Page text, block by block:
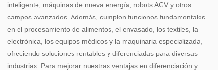
inteligente, máquinas de nueva energía, robots AGV y otros
campos avanzados. Además, cumplen funciones fundamentales
en el procesamiento de alimentos, el envasado, los textiles, la
electrónica, los equipos médicos y la maquinaria especializada,
ofreciendo soluciones rentables y diferenciadas para diversas
industrias. Para mejorar nuestras ventajas en diferenciación y